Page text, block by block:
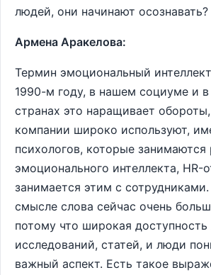
людей, они начинают осознавать?
Армена Аракелова:
Термин эмоциональный
1990-м году, в нашем социуме и в
странах это наращивает
компании широко используют,
психологов, которые занимаются
эмоционального интеллекта, HR-
занимается этим с
смысле слова сейчас очень
потому что широкая доступность
исследований, статей, и люди
важный аспект. Есть такое